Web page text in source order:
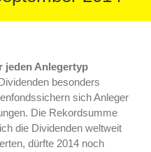
jeden Anlegertyp
besonders
sich Anleger
Die Rekordsumme
die Dividenden weltweit
dürfte 2014 noch